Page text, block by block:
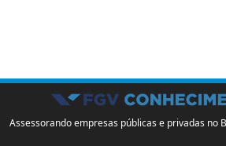
Assessorando empresas públicas e privadas no